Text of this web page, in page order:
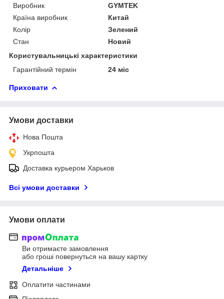
Виробник
GYMTEK
Країна виробник
Китай
Колір
Зелений
Стан
Новий
Користувальницькі характеристики
Гарантійний термін
24 міс
Приховати
Умови доставки
Нова Пошта
Укрпошта
Доставка курьером Харьков
Всі умови доставки
Умови оплати
Ви отримаєте замовлення
або гроші повернуться на вашу картку
Детальніше
Оплатити частинами